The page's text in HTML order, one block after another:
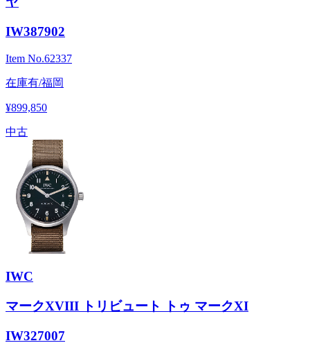
IW387902
Item No.62337
在庫有/福岡
¥899,850
中古
IWC
マークXVIII トリビュート トゥ マークXI
IW327007